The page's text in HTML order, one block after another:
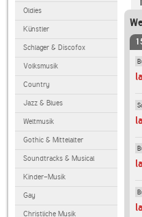
Oldies
Künstler
Schlager & Discofox
Volksmusik
Country
Jazz & Blues
Weltmusik
Gothic & Mittelalter
Soundtracks & Musical
Kinder-Musik
Gay
Christliche Musik